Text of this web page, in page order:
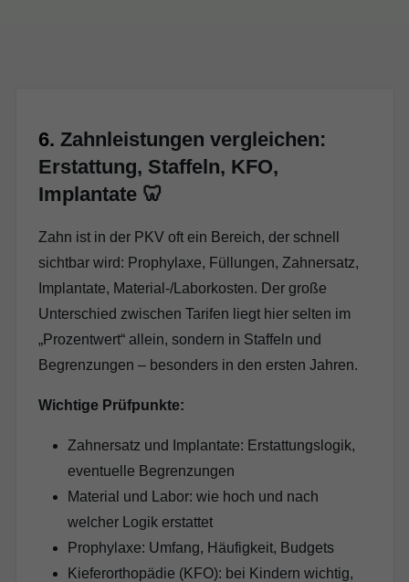
6. Zahnleistungen vergleichen:
Erstattung, Staffeln, KFO,
Implantate 🦷
Zahn ist in der PKV oft ein Bereich, der schnell
sichtbar wird: Prophylaxe, Füllungen, Zahnersatz,
Implantate, Material-/Laborkosten. Der große
Unterschied zwischen Tarifen liegt hier selten im
„Prozentwert“ allein, sondern in Staffeln und
Begrenzungen – besonders in den ersten Jahren.
Wichtige Prüfpunkte:
Zahnersatz und Implantate: Erstattungslogik,
eventuelle Begrenzungen
Material und Labor: wie hoch und nach
welcher Logik erstattet
Prophylaxe: Umfang, Häufigkeit, Budgets
Kieferorthopädie (KFO): bei Kindern wichtig,